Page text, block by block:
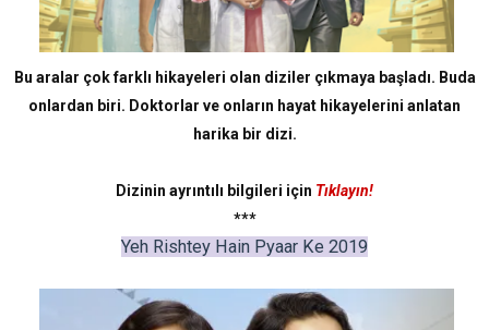
Bu aralar çok farklı hikayeleri olan diziler çıkmaya başladı. Buda
onlardan biri. Doktorlar ve onların hayat hikayelerini anlatan
harika bir dizi.
Dizinin ayrıntılı bilgileri için Tıklayın!
***
Yeh Rishtey Hain Pyaar Ke 2019